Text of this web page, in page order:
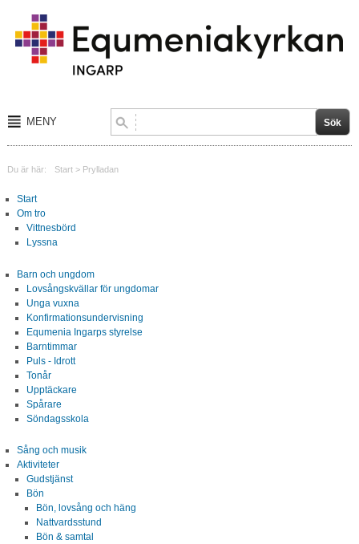
MENY
Om tro
Barn och ungdom
Aktiviteter
Kalender
Blogg
Om oss
Kontakt
Du är här: Start> Prylladan
Start
Om tro
Vittnesbörd
Lyssna
Barn och ungdom
Lovsångskvällar för ungdomar
Unga vuxna
Konfirmationsundervisning
Equmenia Ingarps styrelse
Barntimmar
Puls - Idrott
Tonår
Upptäckare
Spårare
Söndagsskola
Sång och musik
Aktiviteter
Gudstjänst
Bön
Bön, lovsång och häng
Nattvardsstund
Bön & samtal